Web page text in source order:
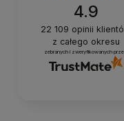
4.9
22 109 opinii
z całego okresu
zebranych i zweryfikowanych